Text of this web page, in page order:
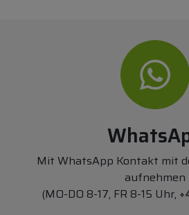
Mit WhatsApp Kontakt mit
aufnehmen
(MO-DO 8-17, FR 8-15 Uhr,